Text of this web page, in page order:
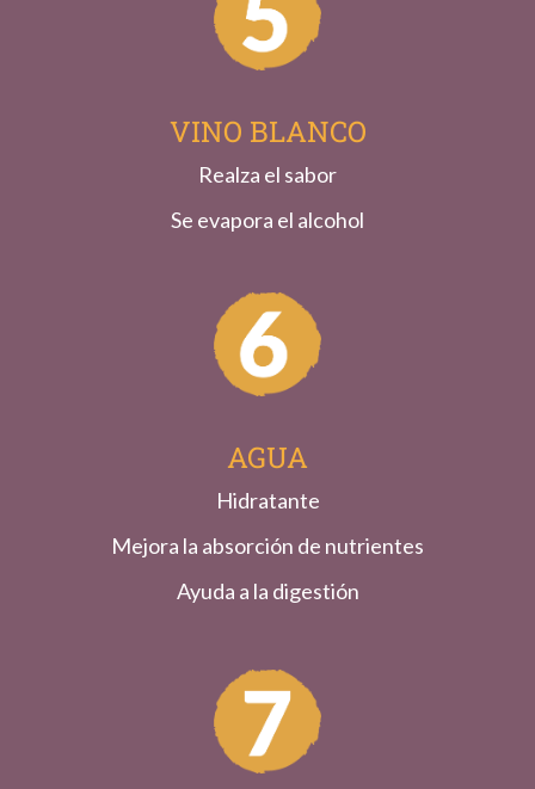
VINO BLANCO
Realza el sabor
Se evapora el alcohol
AGUA
Hidratante
Mejora la absorción de nutrientes
Ayuda a la digestión